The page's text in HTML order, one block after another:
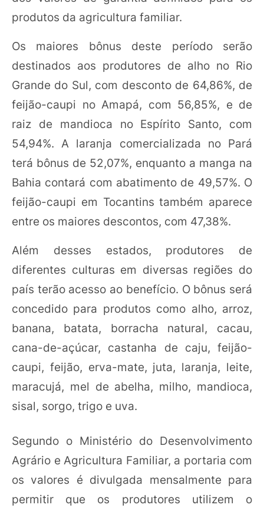
produtos da agricultura familiar.
Os maiores bônus deste período serão
destinados aos produtores de alho no Rio
Grande do Sul, com desconto de 64,86%, de
feijão-caupi no Amapá, com 56,85%, e de
raiz de mandioca no Espírito Santo, com
54,94%. A laranja comercializada no Pará
terá bônus de 52,07%, enquanto a manga na
Bahia contará com abatimento de 49,57%. O
feijão-caupi em Tocantins também aparece
entre os maiores descontos, com 47,38%.
Além desses estados, produtores de
diferentes culturas em diversas regiões do
país terão acesso ao benefício. O bônus será
concedido para produtos como alho, arroz,
banana, batata, borracha natural, cacau,
cana-de-açúcar, castanha de caju, feijão-
caupi, feijão, erva-mate, juta, laranja, leite,
maracujá, mel de abelha, milho, mandioca,
sisal, sorgo, trigo e uva.
Segundo o Ministério do Desenvolvimento
Agrário e Agricultura Familiar, a portaria com
os valores é divulgada mensalmente para
permitir que os produtores utilizem o